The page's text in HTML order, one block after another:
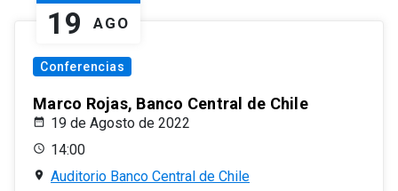
19 AGO
Conferencias
Marco Rojas, Banco Central de Chile
19 de Agosto de 2022
14:00
Auditorio Banco Central de Chile